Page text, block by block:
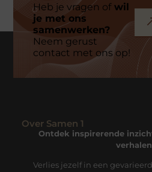
Heb je vragen ofwil
je met ons
samenwerken?
Neem gerust
contact met ons op!
Over Samen 1
Ontdek inspirerende
Verlies jezelf in een